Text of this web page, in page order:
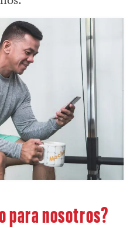
para nosotros?